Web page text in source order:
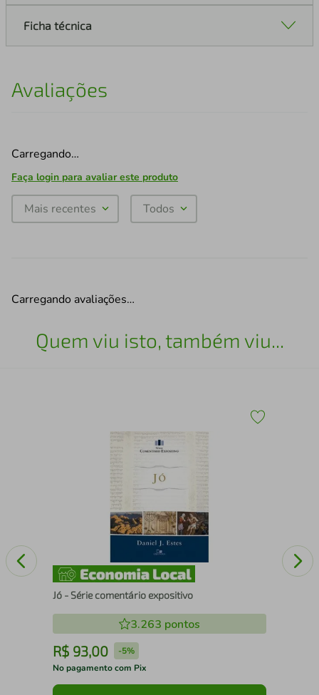
Ficha técnica
Avaliações
Carregando…
Faça login para avaliar este produto
Mais recentes Todos
Carregando avaliações…
Quem viu isto, também viu...
Jó - Série comentário expositivo
3.263 pontos
R$ 93,00 -5%
No pagamento com Pix